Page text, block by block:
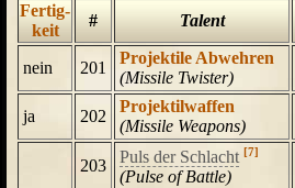
Fertig-
keit
# Talent
nein 201
Projektile Abwehren
(Missile Twister)
ja 202
Projektilwaffen
(Missile Weapons)
203 Puls der Schlacht [7]
(Pulse of Battle)